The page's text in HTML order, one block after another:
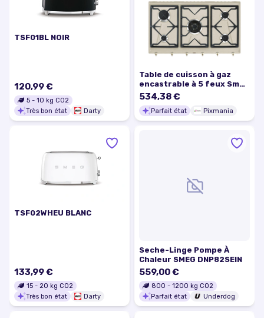
TSF01BL NOIR
120,99 €
5 - 10 kg CO2
Très bon état
Darty
Table de cuisson à gaz
encastrable à 5 feux Smeg
SRV896AVOGH2 -
Excellent état
534,38 €
Parfait état Pixmania
TSF02WHEU BLANC
133,99 €
15 - 20 kg CO2
Très bon état
Darty
Seche-Linge Pompe À
Chaleur SMEG DNP82SEIN
559,00 €
800 - 1200 kg CO2
Parfait état
Underdog